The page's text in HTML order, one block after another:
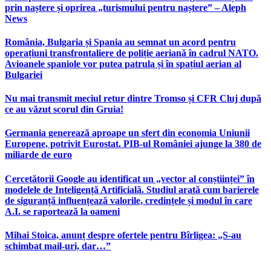
prin naștere și oprirea „turismului pentru naștere” – Aleph
News
România, Bulgaria și Spania au semnat un acord pentru
operațiuni transfrontaliere de poliție aeriană în cadrul NATO.
Avioanele spaniole vor putea patrula și în spațiul aerian al
Bulgariei
Nu mai transmit meciul retur dintre Tromso și CFR Cluj după
ce au văzut scorul din Gruia!
Germania generează aproape un sfert din economia Uniunii
Europene, potrivit Eurostat. PIB-ul României ajunge la 380 de
miliarde de euro
Cercetătorii Google au identificat un „vector al conștiinței” în
modelele de Inteligență Artificială. Studiul arată cum barierele
de siguranță influențează valorile, credințele și modul în care
A.I. se raportează la oameni
Mihai Stoica, anunț despre ofertele pentru Bîrligea: „S-au
schimbat mail-uri, dar…”